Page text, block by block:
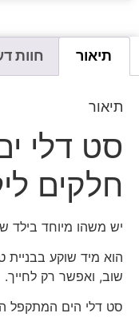
תיאור חוות
תיאור
חלקים
יש משהו מיוחד בילד
הוא מיד שוקע בבניית
שוב, ואפשר רק לחייך.
סט דלי הים המתקפל